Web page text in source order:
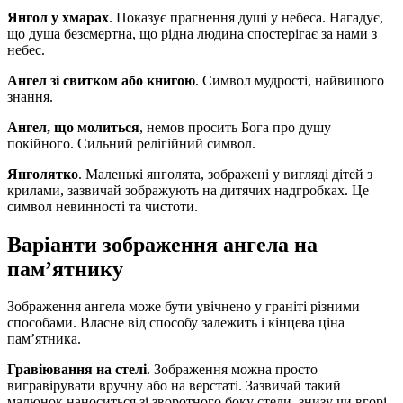
Янгол у хмарах. Показує прагнення душі у небеса. Нагадує,
що душа безсмертна, що рідна людина спостерігає за нами з
небес.
Ангел зі свитком або книгою. Символ мудрості, найвищого
знання.
Ангел, що молиться, немов просить Бога про душу
покійного. Сильний релігійний символ.
Янголятко. Маленькі янголята, зображені у вигляді дітей з
крилами, зазвичай зображують на дитячих надгробках. Це
символ невинності та чистоти.
Варіанти зображення ангела на
пам’ятнику
Зображення ангела може бути увічнено у граніті різними
способами. Власне від способу залежить і кінцева ціна
пам’ятника.
Гравіювання на стелі. Зображення можна просто
вигравірувати вручну або на верстаті. Зазвичай такий